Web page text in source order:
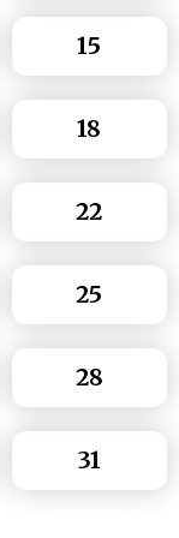
15
18
22
25
28
31